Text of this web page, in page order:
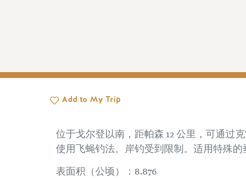
Add to My Trip
位于戈尔登以南，距帕森 12 公里，可通过
使用飞蝇钓法。岸钓受到限制。适用特殊的
表面积（公顷）：8.876